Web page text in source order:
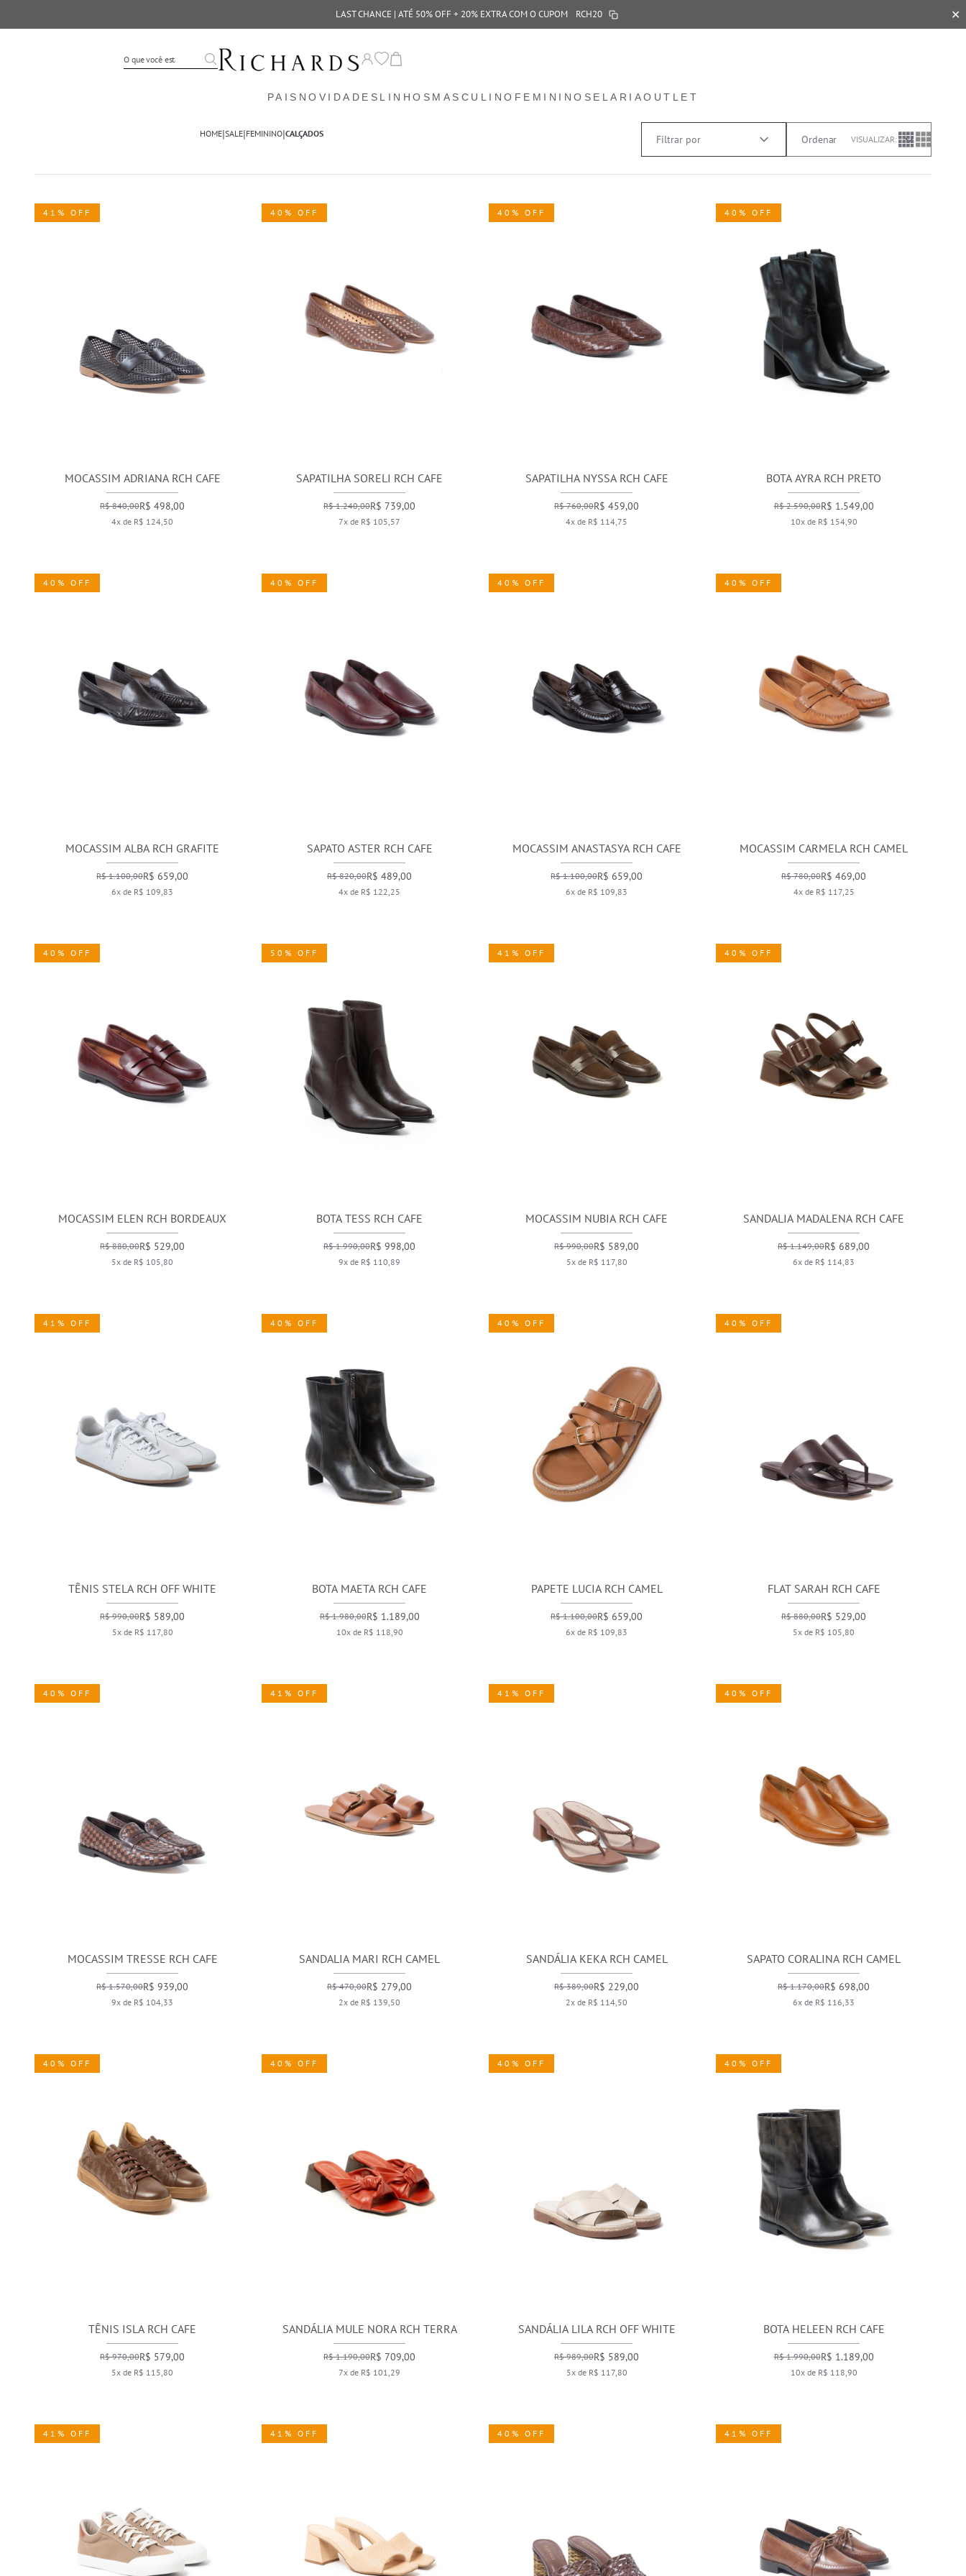
LAST CHANCE | ATÉ 50% OFF + 20% EXTRA COM O CUPOM RCH20 ✕
PAIS NOVIDADES LINHOS MASCULINO FEMININO SELARIAOUTLET
HOME|SALE|FEMININO|CALÇADOS Filtrar por VISUALIZAR:
MOCASSIM ADRIANA RCH CAFE
R$ 840,00R$ 498,00
4x de R$ 124,50
41% OFF
SAPATILHA SORELI RCH CAFE
R$ 1.240,00R$ 739,00
7x de R$ 105,57
40% OFF
SAPATILHA NYSSA RCH CAFE
R$ 760,00R$ 459,00
4x de R$ 114,75
40% OFF
BOTA AYRA RCH PRETO
R$ 2.590,00R$ 1.549,00
10x de R$ 154,90
40% OFF
MOCASSIM ALBA RCH GRAFITE
R$ 1.100,00R$ 659,00
6x de R$ 109,83
40% OFF
SAPATO ASTER RCH CAFE
R$ 820,00R$ 489,00
4x de R$ 122,25
40% OFF
MOCASSIM ANASTASYA RCH CAFE
R$ 1.100,00R$ 659,00
6x de R$ 109,83
40% OFF
MOCASSIM CARMELA RCH CAMEL
R$ 780,00R$ 469,00
4x de R$ 117,25
40% OFF
MOCASSIM ELEN RCH BORDEAUX
R$ 880,00R$ 529,00
5x de R$ 105,80
40% OFF
BOTA TESS RCH CAFE
R$ 1.990,00R$ 998,00
9x de R$ 110,89
50% OFF
MOCASSIM NUBIA RCH CAFE
R$ 990,00R$ 589,00
5x de R$ 117,80
41% OFF
SANDALIA MADALENA RCH CAFE
R$ 1.149,00R$ 689,00
6x de R$ 114,83
40% OFF
TÊNIS STELA RCH OFF WHITE
R$ 990,00R$ 589,00
5x de R$ 117,80
41% OFF
BOTA MAETA RCH CAFE
R$ 1.980,00R$ 1.189,00
10x de R$ 118,90
40% OFF
PAPETE LUCIA RCH CAMEL
R$ 1.100,00R$ 659,00
6x de R$ 109,83
40% OFF
FLAT SARAH RCH CAFE
R$ 880,00R$ 529,00
5x de R$ 105,80
40% OFF
MOCASSIM TRESSE RCH CAFE
R$ 1.570,00R$ 939,00
9x de R$ 104,33
40% OFF
SANDALIA MARI RCH CAMEL
R$ 470,00R$ 279,00
2x de R$ 139,50
41% OFF
SANDÁLIA KEKA RCH CAMEL
R$ 389,00R$ 229,00
2x de R$ 114,50
41% OFF
SAPATO CORALINA RCH CAMEL
R$ 1.170,00R$ 698,00
6x de R$ 116,33
40% OFF
TÊNIS ISLA RCH CAFE
R$ 970,00R$ 579,00
5x de R$ 115,80
40% OFF
SANDÁLIA MULE NORA RCH TERRA
R$ 1.190,00R$ 709,00
7x de R$ 101,29
40% OFF
SANDÁLIA LILA RCH OFF WHITE
R$ 989,00R$ 589,00
5x de R$ 117,80
40% OFF
BOTA HELEEN RCH CAFE
R$ 1.990,00R$ 1.189,00
10x de R$ 118,90
40% OFF
41% OFF 41% OFF 40% OFF 41% OFF